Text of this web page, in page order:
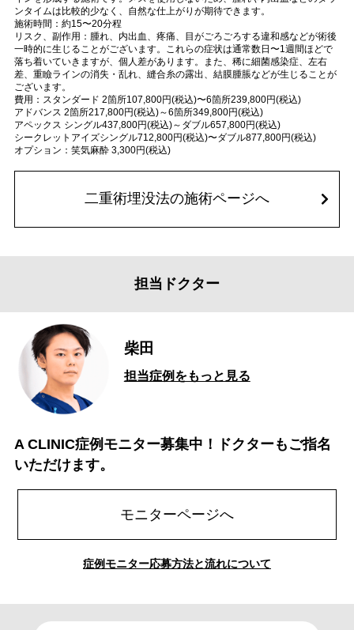
ンタイムは比較的少なく、自然な仕上がりが期待できます。
施術時間：約15〜20分程
リスク、副作用：腫れ、内出血、疼痛、目がごろごろする違和感などが術後
一時的に生じることがございます。これらの症状は通常数日〜1週間ほどで
落ち着いていきますが、個人差があります。また、稀に細菌感染症、左右
差、重瞼ラインの消失・乱れ、縫合糸の露出、結膜腫脹などが生じることが
ございます。
費用：スタンダード 2箇所107,800円(税込)〜6箇所239,800円(税込)
アドバンス 2箇所217,800円(税込)～6箇所349,800円(税込)
アペックス シングル437,800円(税込)～ダブル657,800円(税込)
シークレットアイズシングル712,800円(税込)〜ダブル877,800円(税込)
オプション：笑気麻酔 3,300円(税込)
二重術埋没法の施術ページへ
担当ドクター
柴田
担当症例をもっと見る
A CLINIC症例モニター募集中！ドクターもご指名
いただけます。
モニターページへ
症例モニター応募方法と流れについて